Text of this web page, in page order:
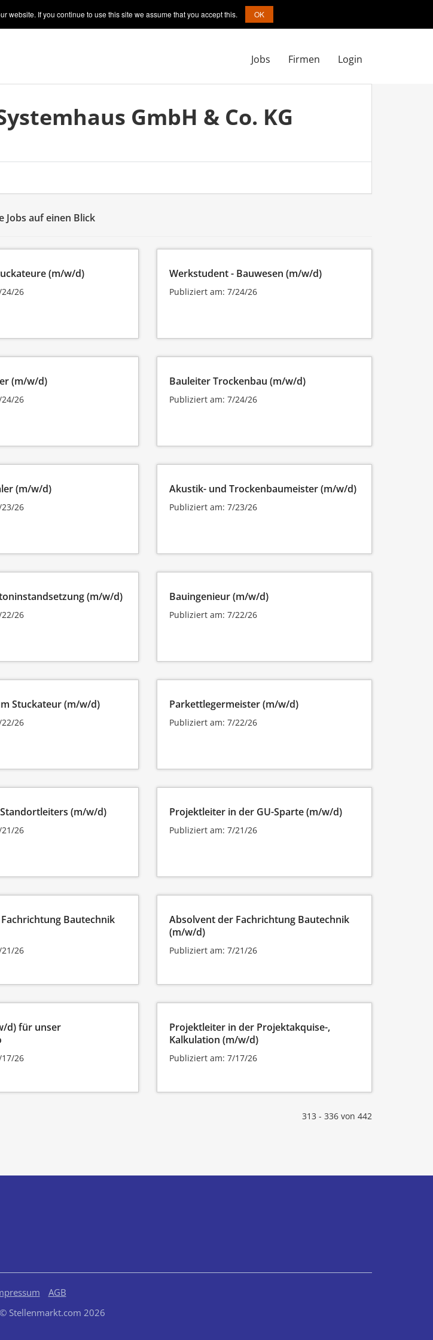
Login
Jobs Firmen
GmbH & Co. KG
Jobs auf einen Blick
(m/w/d)
26
Werkstudent - Bauwesen (m/w/d)
Publiziert am: 7/24/26
(m/w/d)
26
Bauleiter Trockenbau (m/w/d)
Publiziert am: 7/24/26
(m/w/d)
26
Akustik- und Trockenbaumeister (m/w/d)
Publiziert am: 7/23/26
(m/w/d)
26
Bauingenieur (m/w/d)
Publiziert am: 7/22/26
Stuckateur (m/w/d)
26
Parkettlegermeister (m/w/d)
Publiziert am: 7/22/26
(m/w/d)
26
Projektleiter in der GU-Sparte (m/w/d)
Publiziert am: 7/21/26
Bautechnik
26
Absolvent der Fachrichtung Bautechnik
(m/w/d)
Publiziert am: 7/21/26
d) für unser
26
Projektleiter in der Projektakquise-,
Kalkulation (m/w/d)
Publiziert am: 7/17/26
313 - 336 von 442
AGB
Stellenmarkt.com 2026
website. If you continue to use this site we assume that you accept this. OK